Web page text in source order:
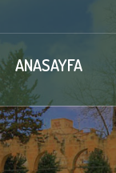
ANASAYFA